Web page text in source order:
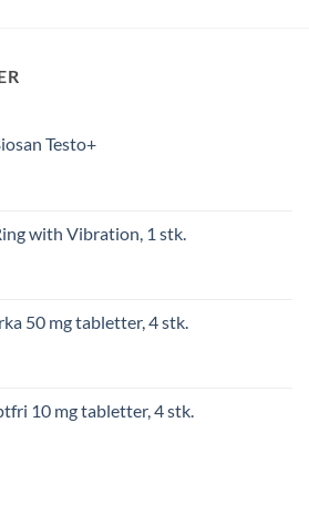
Testo+
with Vibration, 1 stk.
50 mg tabletter, 4 stk.
10 mg tabletter, 4 stk.